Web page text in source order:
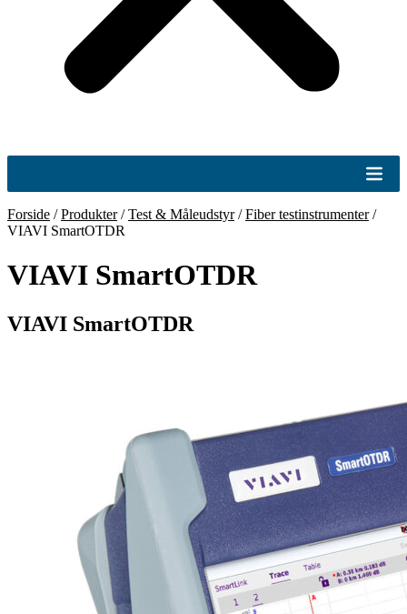
Forside /Produkter/Test & Måleudstyr/Fiber testinstrumenter/
VIAVI SmartOTDR
VIAVI SmartOTDR
VIAVI SmartOTDR